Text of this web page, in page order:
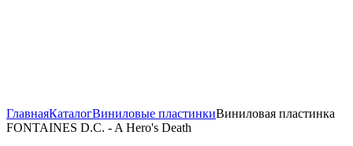
ГлавнаяКаталогВиниловые пластинкиВиниловая пластинка
FONTAINES D.C. - A Hero's Death